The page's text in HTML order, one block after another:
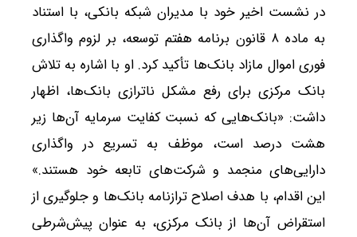
در نشست اخیر خود با مدیران شبکه بانکی، با استناد
به ماده ۸ قانون برنامه هفتم توسعه، بر لزوم واگذاری
فوری اموال مازاد بانک‌ها تأکید کرد. او با اشاره به تلاش
بانک مرکزی برای رفع مشکل ناترازی بانک‌ها، اظهار
داشت: «بانک‌هایی که نسبت کفایت سرمایه آن‌ها زیر
هشت درصد است، موظف به تسریع در واگذاری
دارایی‌های منجمد و شرکت‌های تابعه خود هستند.»
این اقدام، با هدف اصلاح ترازنامه بانک‌ها و جلوگیری از
استقراض آن‌ها از بانک مرکزی، به عنوان پیش‌شرطی